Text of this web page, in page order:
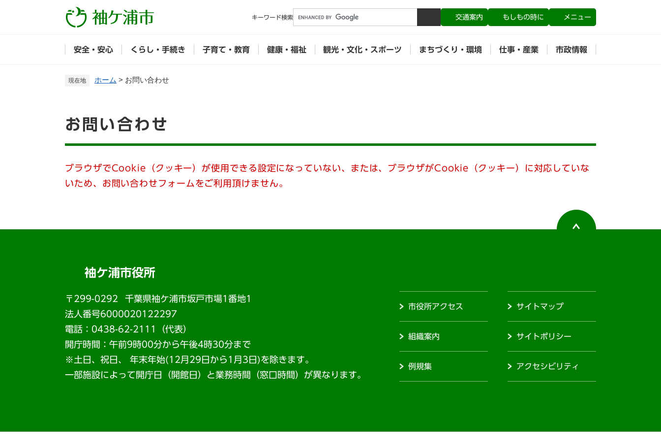
メニューを飛ばして本文へ
キーワード検索 交通案内 もしもの時に メニュー
安全・安心 くらし・手続き 子育て・教育 健康・福祉 観光・文化・スポーツ まちづくり・環境 仕事・産業 市政情報
現在地 ホーム > お問い合わせ
文
お問い合わせ
ブラウザでCookie（クッキー）が使用できる設定になっていない、または、ブラウザがCookie（クッキー）に対応していな
いため、お問い合わせフォームをご利用頂けません。
袖ケ浦市役所
〒299-0292
千葉県袖ケ浦市坂戸市場1番地1
法人番号6000020122297
電話：0438-62-2111（代表）
開庁時間：午前9時00分から午後4時30分まで
※土日、祝日、 年末年始(12月29日から1月3日)を除きます。
一部施設によって開庁日（開館日）と業務時間（窓口時間）が異なります。
市役所アクセス
組織案内
例規集
サイトマップ
サイトポリシー
アクセシビリティ